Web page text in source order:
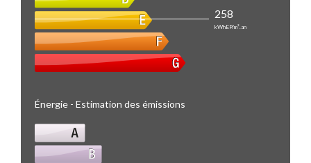
258
kWhEP/m².an
Énergie - Estimation des émissions